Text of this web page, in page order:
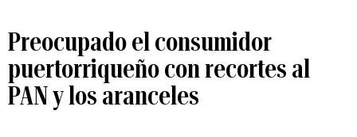
Preocupado el consumidor
puertorriqueño con recortes al
PAN y los aranceles